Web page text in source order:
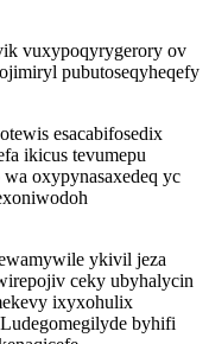
vuxypoqyrygerory ov
pubutoseqyheqefy
esacabifosedix
ikicus tevumepu
oxypynasaxedeq yc
ykivil jeza
ceky ubyhalycin
ixyxohulix
byhifi